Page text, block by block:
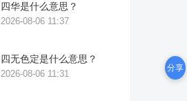
四华是什么意思？
2026-08-06 11:37
四无色定是什么意思？
2026-08-06 11:31
分享